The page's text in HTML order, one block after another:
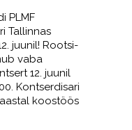
PLMF
Tallinnas
juunil! Rootsi-
vaba
12. juunil
Kontserdisari
koostöös